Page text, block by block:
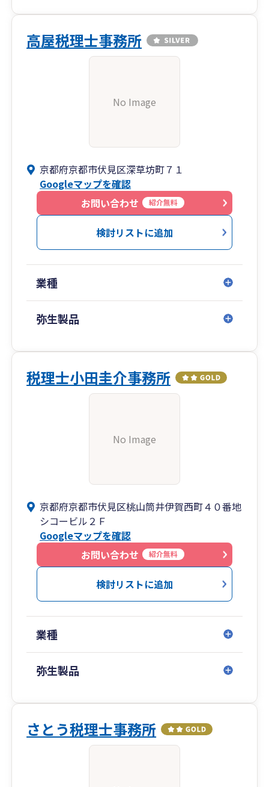
高屋税理士事務所
No Image
京都府京都市伏見区深草坊町７１
Googleマップを確認
お問い合わせ
紹介無料
検討リストに追加
業種
弥生製品
税理士小田圭介事務所
No Image
京都府京都市伏見区桃山筒井伊賀西町４０番地
シコービル２Ｆ
Googleマップを確認
お問い合わせ
紹介無料
検討リストに追加
業種
弥生製品
さとう税理士事務所